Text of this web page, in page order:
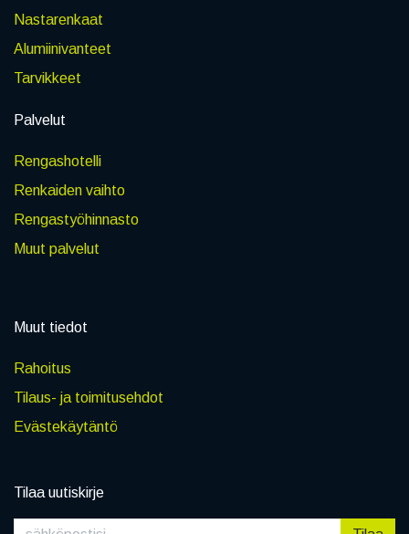
Nastarenkaat
Alumiinivanteet
Tarvikkeet
Palvelut
Rengashotelli
Renkaiden vaihto
Rengastyöhinnasto
Muut palvelut
Muut tiedot
Rahoitus
Tilaus- ja toimitusehdot
Evästekäytäntö
Tilaa uutiskirje